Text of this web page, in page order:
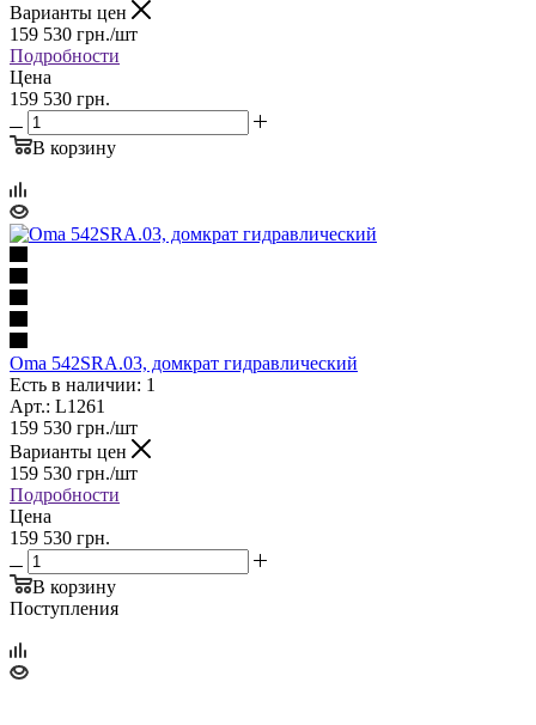
Варианты цен
159 530 грн./шт
Подробности
Цена
159 530 грн.
В корзину
Oma 542SRA.03, домкрат гидравлический
Есть в наличии: 1
Арт.: L1261
159 530 грн./шт
Варианты цен
159 530 грн./шт
Подробности
Цена
159 530 грн.
В корзину
Поступления